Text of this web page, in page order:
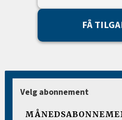
FÅ
Velg abonnement